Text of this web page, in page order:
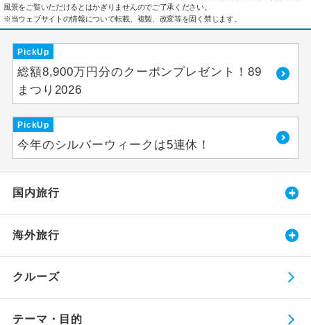
風景をご覧いただけるとはかぎりませんのでご了承ください。
※当ウェブサイトの情報について転載、複製、改変等を固く禁じます。
PickUp
総額8,900万円分のクーポンプレゼント！89
まつり2026
PickUp
今年のシルバーウィークは5連休！
国内旅行
海外旅行
クルーズ
テーマ・目的